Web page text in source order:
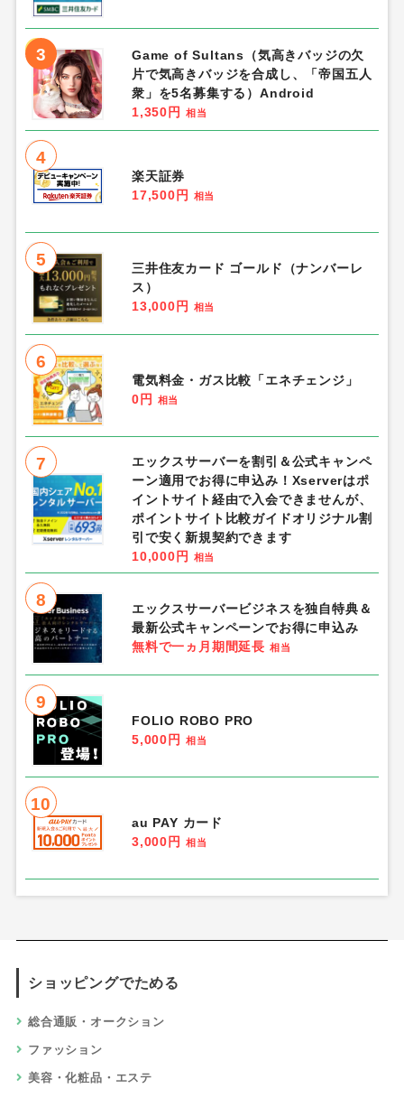
3
Game of Sultans（気高きバッジの欠
片で気高きバッジを合成し、「帝国五人
衆」を5名募集する）Android
1,350円
相当
4
楽天証券
17,500円
相当
5
三井住友カード ゴールド（ナンバーレ
ス）
13,000円
相当
6
電気料金・ガス比較「エネチェンジ」
0円
相当
7
エックスサーバーを割引＆公式キャンペ
ーン適用でお得に申込み！Xserverはポ
イントサイト経由で入会できませんが、
ポイントサイト比較ガイドオリジナル割
引で安く新規契約できます
10,000円
相当
8
エックスサーバービジネスを独自特典＆
最新公式キャンペーンでお得に申込み
無料で一ヵ月期間延長 相当
9
FOLIO ROBO PRO
5,000円
相当
10
au PAY カード
3,000円
相当
ショッピングでためる
総合通販・オークション
ファッション
美容・化粧品・エステ